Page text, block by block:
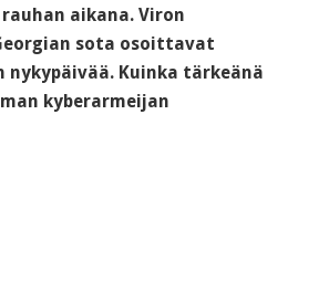
aikana. Viron
sota osoittavat
nykypäivää. Kuinka tärkeänä
kyberarmeijan